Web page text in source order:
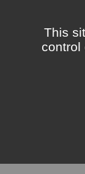
Crédits et
This
control